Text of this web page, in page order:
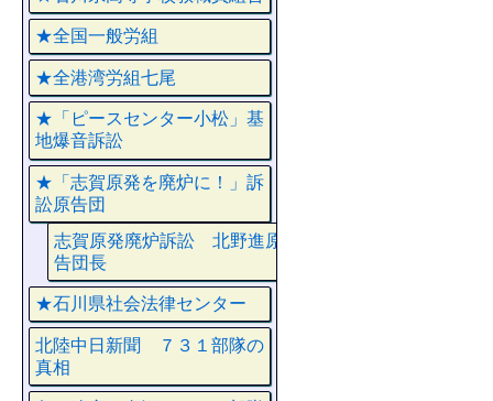
★全国一般労組
★全港湾労組七尾
★「ピースセンター小松」基
地爆音訴訟
★「志賀原発を廃炉に！」訴
訟原告団
志賀原発廃炉訴訟 北野進原
告団長
★石川県社会法律センター
北陸中日新聞 ７３１部隊の
真相